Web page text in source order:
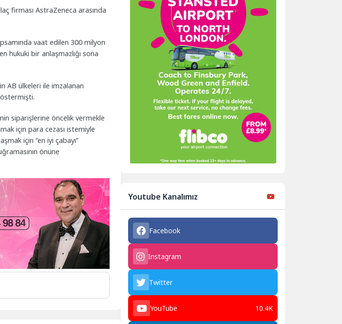
firması AstraZeneca arasında
vaat edilen 300 milyon
hukuki bir anlaşmazlığı sona
AB ülkeleri ile imzalanan
siparişlerine öncelik vermekle
için para cezası istemiyle
için “en iyi çabayı”
önüne
Youtube Kanalımız
Facebook
Instagram
Twitter
YouTube 10.4K